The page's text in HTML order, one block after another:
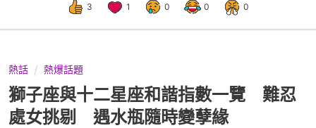
3 1 0 0 0
熱話 熱爆話題
獅子座與十二星座和諧指數一覽 難忍
處女挑剔 遇水瓶隨時變孽緣